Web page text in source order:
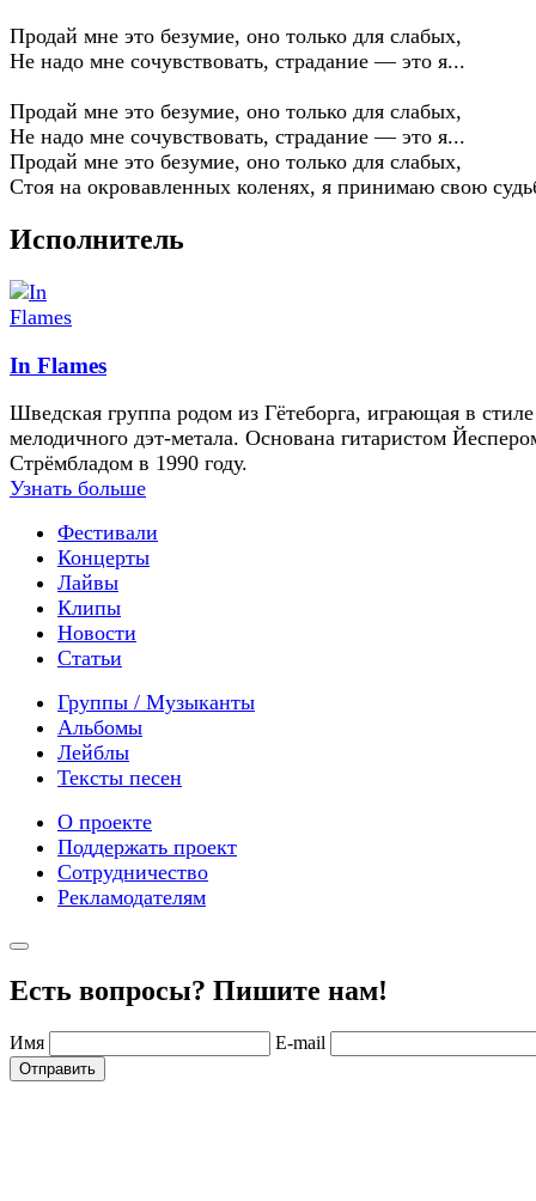
Продай мне это безумие, оно только для слабых,
Не надо мне сочувствовать, страдание — это я...
Продай мне это безумие, оно только для слабых,
Не надо мне сочувствовать, страдание — это я...
Продай мне это безумие, оно только для слабых,
Стоя на окровавленных коленях, я принимаю свою
Исполнитель
In Flames
Шведская группа родом из Гётеборга, играющая в стиле
мелодичного дэт-метала. Основана гитаристом
Стрёмбладом в 1990 году.
Узнать больше
Фестивали
Концерты
Лайвы
Клипы
Новости
Статьи
Группы / Музыканты
Альбомы
Лейблы
Тексты песен
О проекте
Поддержать проект
Сотрудничество
Рекламодателям
Есть вопросы? Пишите нам!
Имя E-mail